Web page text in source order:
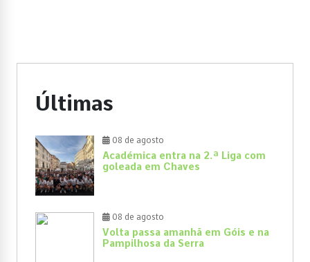
Últimas
08 de agosto
Académica entra na 2.ª Liga com
goleada em Chaves
08 de agosto
Volta passa amanhã em Góis e na
Pampilhosa da Serra